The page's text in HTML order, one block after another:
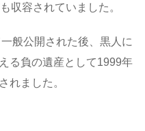
収容されていました。
般公開された後、黒人に
る負の遺産として1999年
れました。